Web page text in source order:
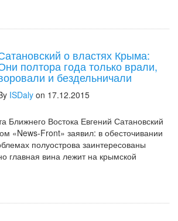
о властях Крыма:
полтора года только врали,
и бездельничали
ISDaly on 17.12.2015
Ближнего Востока Евгений Сатановский
«News-Front» заявил: в обесточивании
полуострова заинтересованы
главная вина лежит на крымской